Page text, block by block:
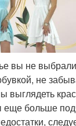
вы не
не
выглядеть
еще больше